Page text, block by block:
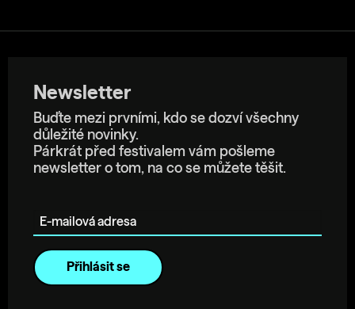
Newsletter
Buďte mezi prvními, kdo se dozví všechny
důležité novinky.
Párkrát před festivalem vám pošleme
newsletter o tom, na co se můžete těšit.